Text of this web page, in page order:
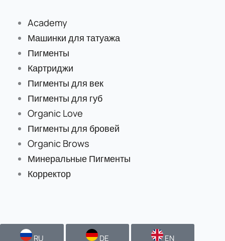
содержимому
Academy
Машинки для татуажа
Пигменты
Картриджи
Пигменты для век
Пигменты для губ
Organic Love
Пигменты для бровей
Organic Brows
Минеральные Пигменты
Корректор
RU DE EN